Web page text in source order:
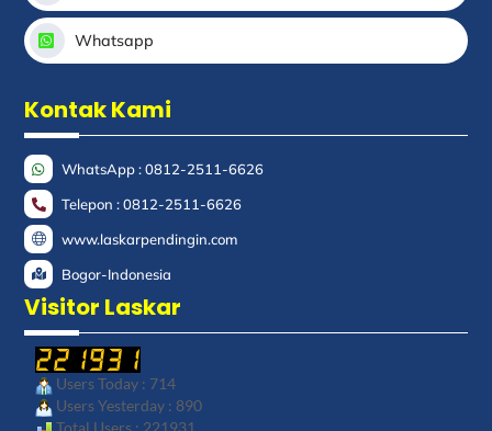
Whatsapp
Kontak Kami
WhatsApp : 0812-2511-6626
Telepon : 0812-2511-6626
www.laskarpendingin.com
Bogor-Indonesia
Visitor Laskar
Users Today : 714
Users Yesterday : 890